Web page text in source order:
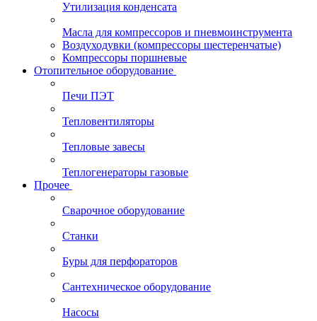
Утилизация конденсата
Масла для компрессоров и пневмоинструмента
Воздуходувки (компрессоры шестеренчатые)
Компрессоры поршневые
Отопительное оборудование
Печи ПЭТ
Тепловентиляторы
Тепловые завесы
Теплогенераторы газовые
Прочее
Сварочное оборудование
Станки
Буры для перфораторов
Сантехническое оборудование
Насосы